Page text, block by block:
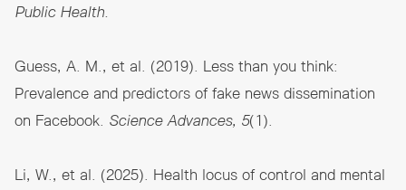
Public Health.
Guess, A. M., et al. (2019). Less than you think:
Prevalence and predictors of fake news dissemination
on Facebook. Science Advances, 5(1).
Li, W., et al. (2025). Health locus of control and mental